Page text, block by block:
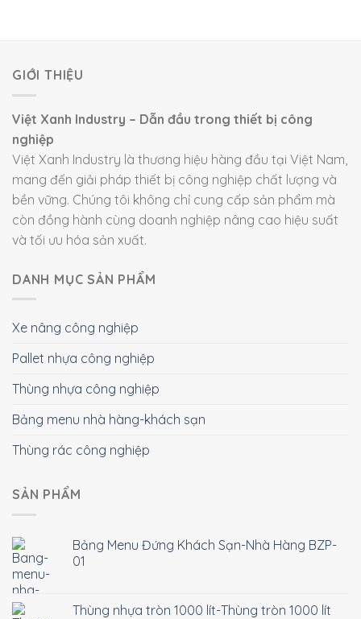
GIỚI THIỆU
Việt Xanh Industry – Dẫn đầu trong thiết bị công
nghiệp
Việt Xanh Industry là thương hiệu hàng đầu tại Việt Nam,
mang đến giải pháp thiết bị công nghiệp chất lượng và
bền vững. Chúng tôi không chỉ cung cấp sản phẩm mà
còn đồng hành cùng doanh nghiệp nâng cao hiệu suất
và tối ưu hóa sản xuất.
DANH MỤC SẢN PHẨM
Xe nâng công nghiệp
Pallet nhựa công nghiệp
Thùng nhựa công nghiệp
Bảng menu nhà hàng-khách sạn
Thùng rác công nghiệp
SẢN PHẨM
Bảng Menu Đứng Khách Sạn-Nhà Hàng BZP-
01
Thùng nhựa tròn 1000 lít-Thùng tròn 1000 lít